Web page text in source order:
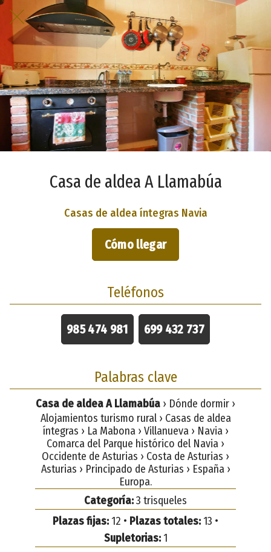
Casa de aldea A Llamabúa
Casas de aldea íntegras Navia
Cómo llegar
Teléfonos
985 474 981 699 432 737
Palabras clave
Casa de aldea A Llamabúa › Dónde dormir ›
Alojamientos turismo rural › Casas de aldea
íntegras › La Mabona › Villanueva › Navia ›
Comarca del Parque histórico del Navia ›
Occidente de Asturias › Costa de Asturias ›
Asturias › Principado de Asturias › España ›
Europa.
Categoría:3 trisqueles
Plazas fijas: 12 • Plazas totales: 13 •
Supletorias:1